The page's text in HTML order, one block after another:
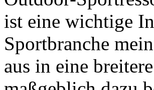
ist eine wichtige
Sportbranche
aus in eine